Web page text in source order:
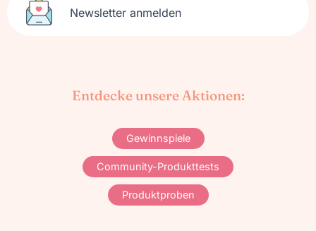
Newsletter anmelden
Entdecke unsere Aktionen:
Gewinnspiele
Community-Produkttests
Produktproben